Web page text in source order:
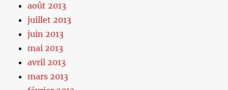
août 2013
juillet 2013
juin 2013
mai 2013
avril 2013
mars 2013